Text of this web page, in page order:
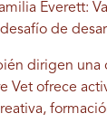
Everett:
de
dirigen una
Vet ofrece